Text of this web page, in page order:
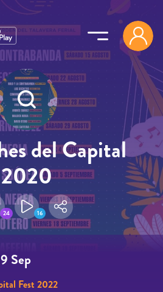
del Capital
2020
24 16
Sep
Fest 2022